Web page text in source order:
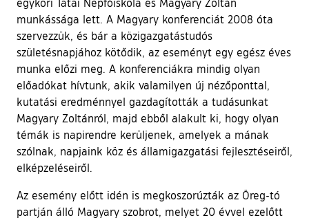
munkássága lett. A Magyary konferenciát 2008 óta
szervezzük, és bár a közigazgatástudós
születésnapjához kötődik, az eseményt egy egész éves
munka előzi meg. A konferenciákra mindig olyan
előadókat hívtunk, akik valamilyen új nézőponttal,
kutatási eredménnyel gazdagították a tudásunkat
Magyary Zoltánról, majd ebből alakult ki, hogy olyan
témák is napirendre kerüljenek, amelyek a mának
szólnak, napjaink köz és államigazgatási fejlesztéseiről,
elképzeléseiről.
Az esemény előtt idén is megkoszorúzták az Öreg-tó
partján álló Magyary szobrot, melyet 20 évvel ezelőtt